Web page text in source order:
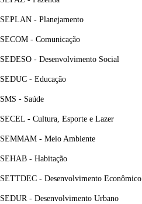
SEPLAN - Planejamento
SECOM - Comunicação
SEDESO - Desenvolvimento Social
SEDUC - Educação
SMS - Saúde
SECEL - Cultura, Esporte e Lazer
SEMMAM - Meio Ambiente
SEHAB - Habitação
SETTDEC - Desenvolvimento Econômico
SEDUR - Desenvolvimento Urbano